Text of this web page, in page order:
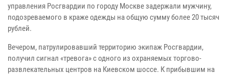
управления Росгвардии по городу Москве задержали мужчину,
подозреваемого в краже одежды на общую сумму более 20 тысяч
рублей.
Вечером, патрулировавший территорию экипаж Росгвардии,
получил сигнал «тревога» с одного из охраняемых торгово-
развлекательных центров на Киевском шоссе. К прибывшим на